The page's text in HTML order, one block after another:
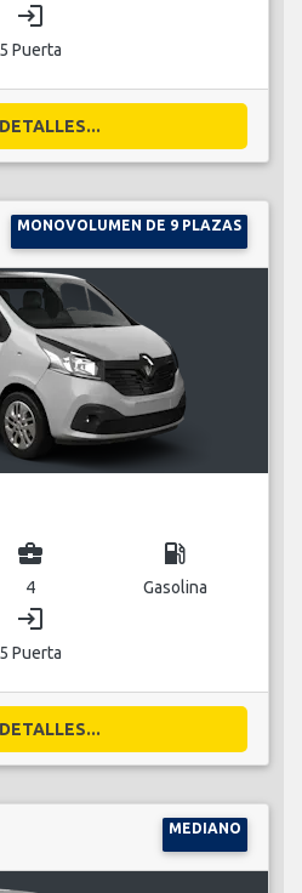
login
5 Puerta
MONOVOLUMEN DE 9 PLAZAS
business_center
4
local_gas_station
Gasolina
login
5 Puerta
MEDIANO